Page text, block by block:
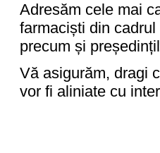
Adresăm cele mai
farmaciști din
precum și
Vă asigurăm, dragi
vor fi aliniate cu